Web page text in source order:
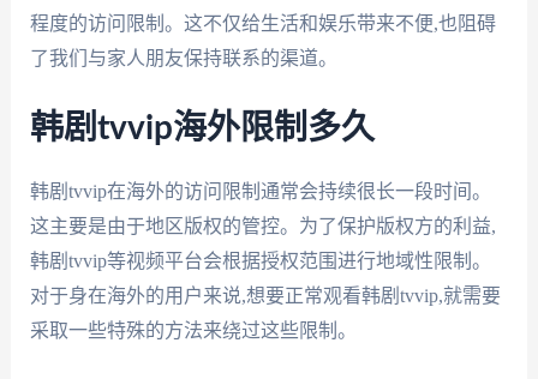
程度的访问限制。这不仅给生活和娱乐带来不便,也阻碍
了我们与家人朋友保持联系的渠道。
韩剧tvvip海外限制多久
韩剧tvvip在海外的访问限制通常会持续很长一段时间。
这主要是由于地区版权的管控。为了保护版权方的利益,
韩剧tvvip等视频平台会根据授权范围进行地域性限制。
对于身在海外的用户来说,想要正常观看韩剧tvvip,就需要
采取一些特殊的方法来绕过这些限制。